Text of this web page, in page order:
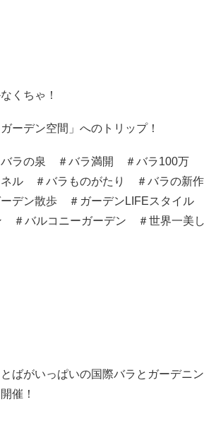
くちゃ！
ーデン空間」へのトリップ！
ラの泉 ＃バラ満開 ＃バラ100万
ル ＃バラものがたり ＃バラの新作
デン散歩 ＃ガーデンLIFEスタイル
＃バルコニーガーデン ＃世界一美し
ばがいっぱいの国際バラとガーデニン
催！